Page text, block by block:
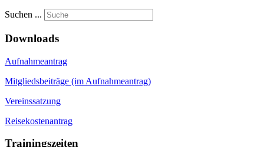
Suchen ...
Downloads
Aufnahmeantrag
Mitgliedsbeiträge (im Aufnahmeantrag)
Vereinssatzung
Reisekostenantrag
Trainingszeiten